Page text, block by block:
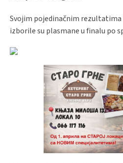
Svojim pojedinačnim
izborile su plasmane u finalu po